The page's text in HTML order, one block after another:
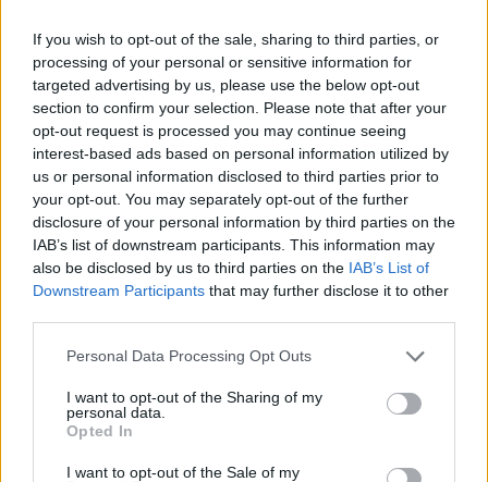
If you wish to opt-out of the sale, sharing to third parties, or
processing of your personal or sensitive information for
targeted advertising by us, please use the below opt-out
section to confirm your selection. Please note that after your
opt-out request is processed you may continue seeing
interest-based ads based on personal information utilized by
us or personal information disclosed to third parties prior to
your opt-out. You may separately opt-out of the further
disclosure of your personal information by third parties on the
IAB’s list of downstream participants. This information may
also be disclosed by us to third parties on the IAB’s List of
Downstream Participants that may further disclose it to other
Please note that this website/app uses one or more Google
not limited to your visit or usage behaviour. You may click to
grant or deny consent to Google and its third-party tags to
use your data for below specified purposes in below Google
consent section.
Personal Data Processing Opt Outs
I want to opt-out of the Sharing of my
personal data.
Opted In
I want to opt-out of the Sale of my
Kövess minket, és értesülj a friss hírekről a
Facebookon is!
Követem
X-FAKTOR
TÓTH ANDI # GÁSPÁR LACI #ELŐZETES